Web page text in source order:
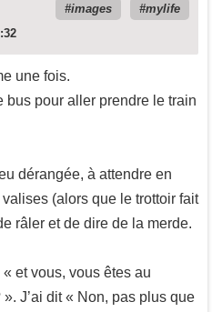
images
mylife
une fois.
bus pour aller prendre le train
dérangée, à attendre en
(alors que le trottoir fait
râler et de dire de la merde.
et vous, vous êtes au
J’ai dit « Non, pas plus que